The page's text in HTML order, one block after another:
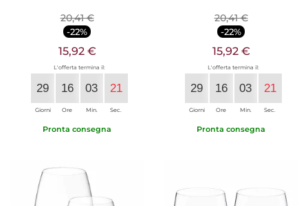
20,41 €
-22%
15,92 €
L'offerta termina il:
29
Giorni
16
Ore
03
Min.
20
Sec.
Pronta consegna
20,41 €
-22%
15,92 €
L'offerta termina il:
29
Giorni
16
Ore
03
Min.
20
Sec.
Pronta consegna